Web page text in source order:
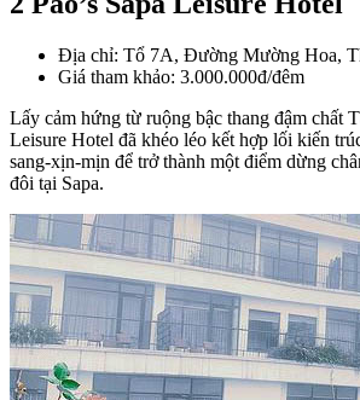
Địa chỉ: Tổ 7A, Đường Mường Hoa,
Giá tham khảo: 3.000.000đ/đêm
Lấy cảm hứng từ ruộng bậc thang đậm chất
Leisure Hotel đã khéo léo kết hợp lối kiến
sang-xịn-mịn để trở thành một điểm dừng
đôi tại Sapa.